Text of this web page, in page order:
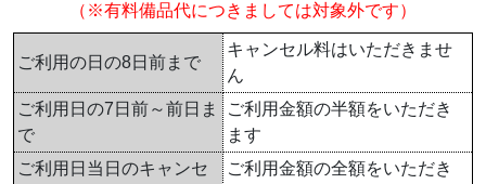
（※有料備品代につきましては対象外です）
ご利用の日の8日前まで
キャンセル料はいただきませ
ん
ご利用日の7日前～前日ま
で
ご利用金額の半額をいただき
ます
ご利用日当日のキャンセ
ご利用金額の全額をいただき